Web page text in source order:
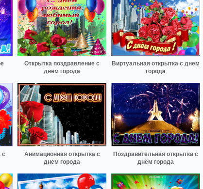
Открытка поздравление с
днем города
Виртуальная открытка с днем
города
с
Анимационная открытка с
днем города
Поздравительная открытка с
днём города